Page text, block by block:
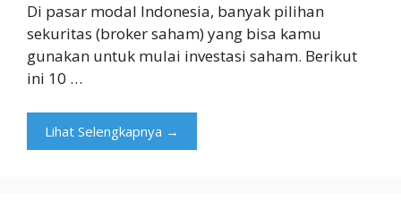
Di pasar modal Indonesia, banyak pilihan
sekuritas (broker saham) yang bisa kamu
gunakan untuk mulai investasi saham. Berikut
ini 10 …
Lihat Selengkapnya →